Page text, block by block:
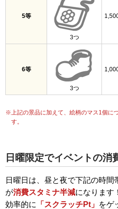
5等
3つ
6等
3つ
※上記の景品に加えて、絵柄のマス1個に
す。
日曜限定でイベントの消
日曜日は、昼と夜で下記の時間
が消費スタミナ半減になります！
効率的に
「スクラッチPt」 をゲ